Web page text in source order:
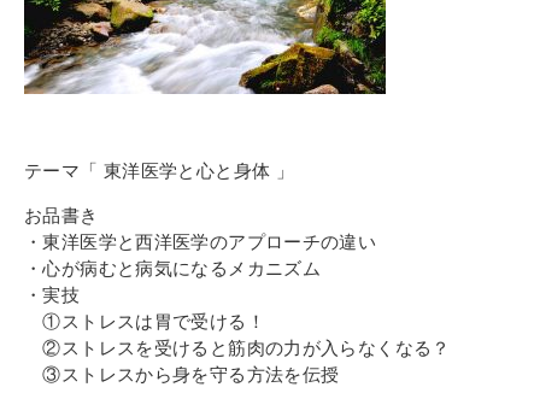
1号館総合受付：〒194-0022 東京都町田市森野1-7-8
テーマ「 東洋医学と心と身体 」
お品書き
・東洋医学と西洋医学のアプローチの違い
・心が病むと病気になるメカニズム
・実技
①ストレスは胃で受ける！
②ストレスを受けると筋肉の力が入らなくなる？
③ストレスから身を守る方法を伝授